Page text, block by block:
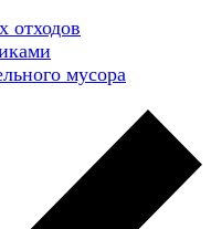
мусора